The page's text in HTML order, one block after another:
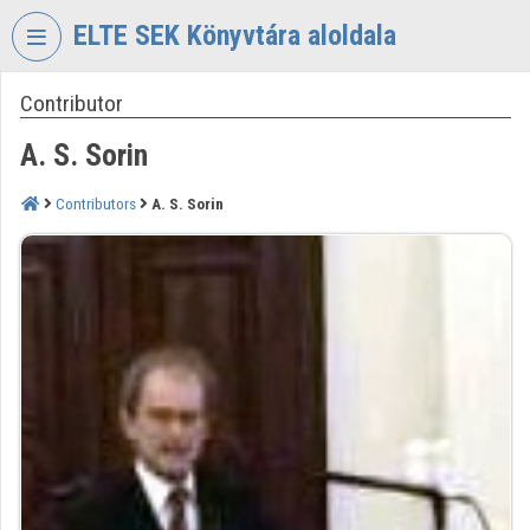
Skip header
ELTE SEK Könyvtára aloldala
VIDEO
ELTE
EKL
KÖNYVTÁR
ÉS
Organization home
Organization discovery
Categories
Contributor
A. S. Sorin
Contributors A. S. Sorin